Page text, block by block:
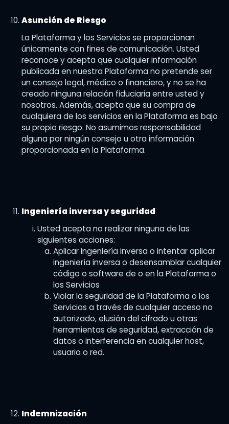
Asunción de Riesgo
La Plataforma y los Servicios se proporcionan
únicamente con fines de comunicación. Usted
reconoce y acepta que cualquier información
publicada en nuestra Plataforma no pretende ser
un consejo legal, médico o financiero, y no se ha
creado ninguna relación fiduciaria entre usted y
nosotros. Además, acepta que su compra de
cualquiera de los servicios en la Plataforma es bajo
su propio riesgo. No asumimos responsabilidad
alguna por ningún consejo u otra información
proporcionada en la Plataforma.
Ingeniería inversa y seguridad
Usted acepta no realizar ninguna de las
siguientes acciones:
Aplicar ingeniería inversa o intentar aplicar
ingeniería inversa o desensamblar cualquier
código o software de o en la Plataforma o
los Servicios
Violar la seguridad de la Plataforma o los
Servicios a través de cualquier acceso no
autorizado, elusión del cifrado u otras
herramientas de seguridad, extracción de
datos o interferencia en cualquier host,
usuario o red.
Indemnización